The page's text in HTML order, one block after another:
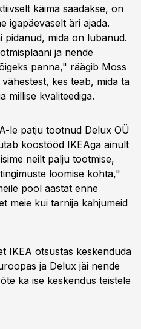
käima saadakse, on
igapäevaselt äri ajada.
pidanud, mida on lubanud.
ja nende
panna," räägib Moss
kes teab, mida ta
millise kvaliteediga.
le patju tootnud Delux OÜ
koostööd IKEAga ainult
neilt palju tootmise,
loomise kohta,"
pool aastat enne
meie kui tarnija kahjumeid
IKEA otsustas keskenduda
ja Delux jäi nende
ka ise keskendus teistele